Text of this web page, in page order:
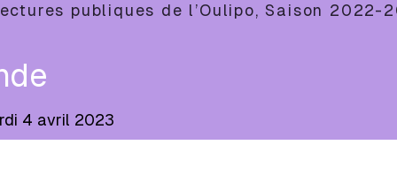
publiques de l’Oulipo, Saison 2022-
4 avril 2023